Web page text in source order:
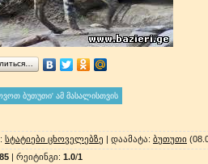
: სტატიები ცხოველებზე | დაამატა: ბუთუთი
| რეიტინგი: 1.0/1